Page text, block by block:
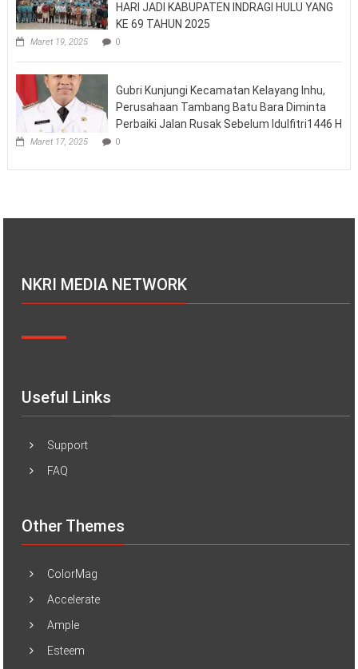
HARI JADI KABUPATEN INDRAGI HULU YANG
KE 69 TAHUN 2025
Maret 19, 2025 0
Gubri Kunjungi Kecamatan Kelayang Inhu,
Perusahaan Tambang Batu Bara Diminta
Perbaiki Jalan Rusak Sebelum Idulfitri1446 H
Maret 17, 2025 0
NKRI MEDIA NETWORK
Useful Links
Support
FAQ
Other Themes
ColorMag
Accelerate
Ample
Esteem